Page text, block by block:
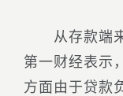
从存款端来
第一财经表示
方面由于贷款